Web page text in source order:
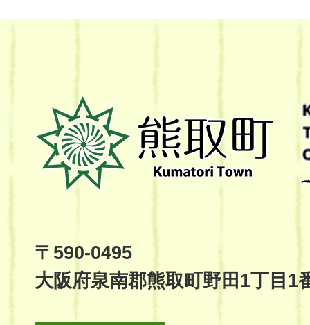
熊
取
町
Kumatori
Site
〒590-0495
大阪府泉南郡熊取町野田1丁目1